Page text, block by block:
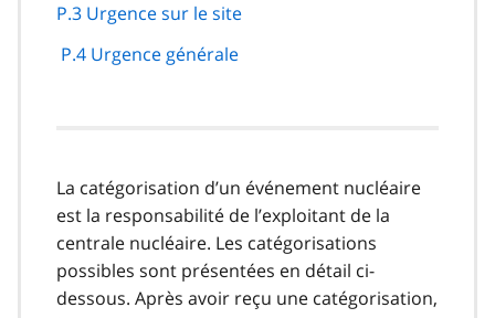
P.3 Urgence sur le site
P.4 Urgence générale
La catégorisation d’un événement nucléaire
est la responsabilité de l’exploitant de la
centrale nucléaire. Les catégorisations
possibles sont présentées en détail ci-
dessous. Après avoir reçu une catégorisation,